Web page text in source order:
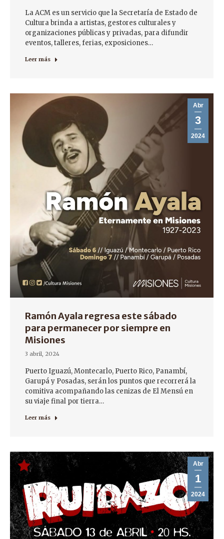
La ACM es un servicio que la Secretaría de Estado de
Cultura brinda a artistas, gestores culturales y
organizaciones públicas y privadas, para difundir
eventos, talleres, ferias, exposiciones…
Leer más
Abr
3
2024
Ramón Ayala regresa este sábado
para permanecer por siempre en
Misiones
3 abril, 2024
Puerto Iguazú, Montecarlo, Puerto Rico, Panambí,
Garupá y Posadas, serán los puntos que recorrerá la
comitiva acompañando las cenizas de El Mensú en
su viaje final por tierra…
Leer más
Abr
1
2024